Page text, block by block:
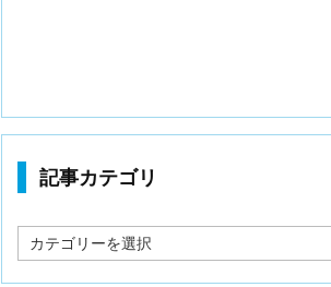
記事カテゴリ
事